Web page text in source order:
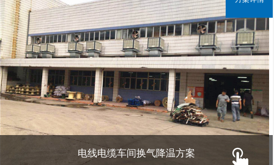
电线电缆车间换气降温方案